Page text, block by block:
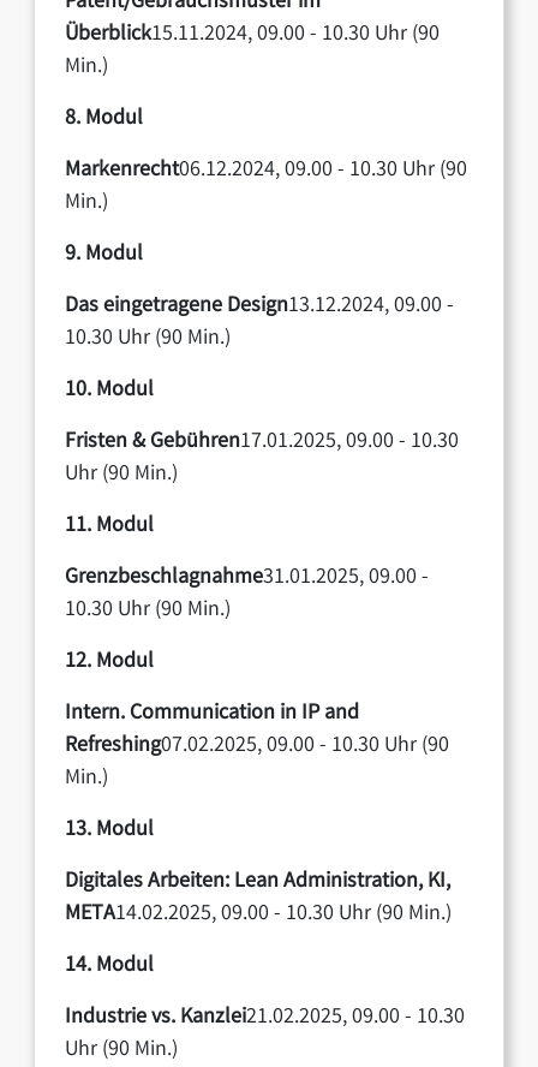
Überblick15.11.2024, 09.00 - 10.30 Uhr (90
Min.)
8. Modul
Markenrecht06.12.2024, 09.00 - 10.30 Uhr (90
Min.)
9. Modul
Das eingetragene Design13.12.2024, 09.00 -
10.30 Uhr (90 Min.)
10. Modul
Fristen & Gebühren17.01.2025, 09.00 - 10.30
Uhr (90 Min.)
11. Modul
Grenzbeschlagnahme31.01.2025, 09.00 -
10.30 Uhr (90 Min.)
12. Modul
Intern. Communication in IP and
Refreshing07.02.2025, 09.00 - 10.30 Uhr (90
Min.)
13. Modul
Digitales Arbeiten: Lean Administration, KI,
META14.02.2025, 09.00 - 10.30 Uhr (90 Min.)
14. Modul
Industrie vs. Kanzlei21.02.2025, 09.00 - 10.30
Uhr (90 Min.)